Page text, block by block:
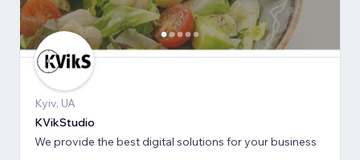
Kyiv, UA
KVikStudio
We provide the best digital solutions for your business